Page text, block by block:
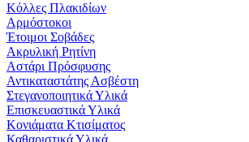
Κόλλες Πλακιδίων
Αρμόστοκοι
Έτοιμοι Σοβάδες
Ακρυλική Ρητίνη
Αστάρι Πρόσφυσης
Αντικαταστάτης Ασβέστη
Στεγανοποιητικά Υλικά
Επισκευαστικά Υλικά
Κονιάματα Κτισίματος